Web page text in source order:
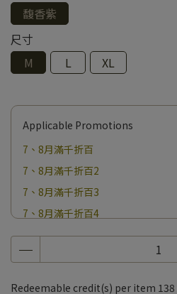
馥香紫
尺寸
M
L XL
Applicable Promotions
7、8月滿千折百
7、8月滿千折百2
7、8月滿千折百3
7、8月滿千折百4
7、8月滿千折百5
Redeemable credit(s) per item 138